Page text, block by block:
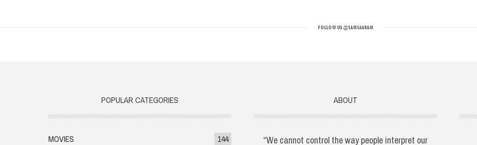
FOLLOW US@SAMSAARAM
POPULAR CATEGORIES
MOVIES
144
ABOUT
“We cannot control the way people interpret our